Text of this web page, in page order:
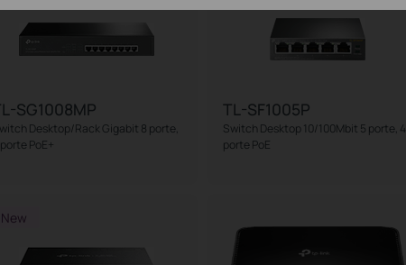
SG1008MP
Desktop/Rack Gigabit 8 porte,
PoE+
TL-SF1005P
Switch Desktop 10/100Mbit 5 porte, 4
porte PoE
New